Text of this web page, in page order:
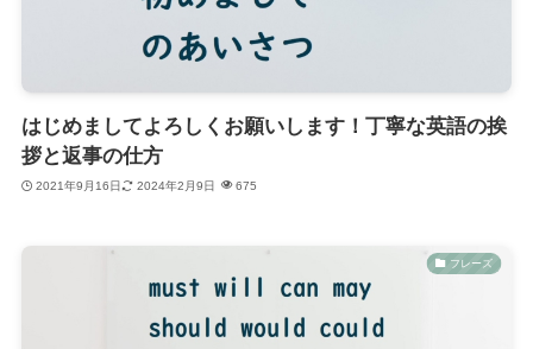
はじめましてよろしくお願いします！丁寧な英語の挨
拶と返事の仕方
2021年9月16日 2024年2月9日 675
フレーズ